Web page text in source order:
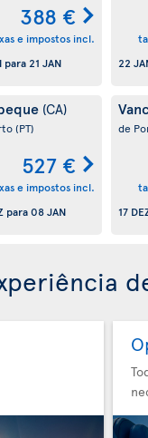
388 €
e impostos incl.
para21 JAN
22
(CA)
(PT)
527 €
e impostos incl.
para08 JAN
de
17